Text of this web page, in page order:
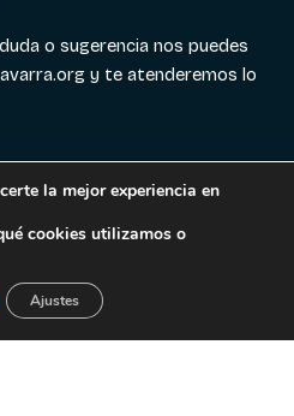
o sugerencia nos puedes
y te atenderemos lo
la mejor experiencia en
cookies utilizamos o
Ajustes